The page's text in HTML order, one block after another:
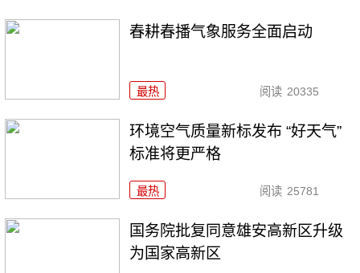
春耕春播气象服务全面启动
最热 阅读 20335
环境空气质量新标发布 “好天气”
标准将更严格
最热 阅读 25781
国务院批复同意雄安高新区升级
为国家高新区